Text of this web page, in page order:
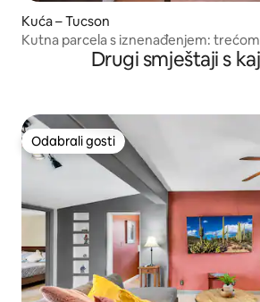
Kuća – Tucson
Kutna parcela s iznenađenjem:
Drugi smještaji s
Odabrali gosti
Odabrali gosti